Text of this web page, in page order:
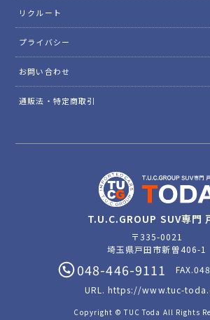
リクルート
プライバシー
お問い合わせ
通販法・特定商取引
T.U.C.GROUP SUV専門
〒335-0021
埼玉県戸田市新曽406-1
048-446-9111
URL.https://www.tuc-
Copyright © TUC Toda All Rights